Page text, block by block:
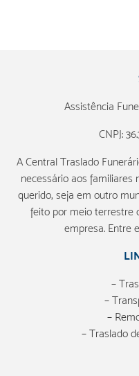
Assistência
CNPJ:
A Central Traslado
necessário aos
querido, seja em outro
feito por meio terrestre
empresa. Entre
–
–
–
– Traslado